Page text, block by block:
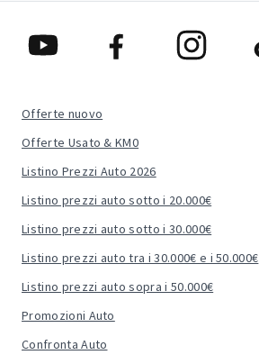
Offerte nuovo
Offerte Usato & KM0
Listino Prezzi Auto 2026
Listino prezzi auto sotto i 20.000€
Listino prezzi auto sotto i 30.000€
Listino prezzi auto tra i 30.000€ e i 50.000€
Listino prezzi auto sopra i 50.000€
Promozioni Auto
Confronta Auto